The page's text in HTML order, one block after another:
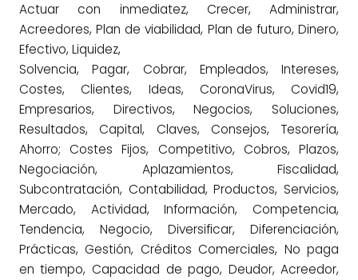
Actuar con inmediatez, Crecer, Administrar,
Acreedores, Plan de viabilidad, Plan de futuro, Dinero,
Efectivo, Liquidez,
Solvencia, Pagar, Cobrar, Empleados, Intereses,
Costes, Clientes, Ideas, CoronaVirus, Covid19,
Empresarios, Directivos, Negocios, Soluciones,
Resultados, Capital, Claves, Consejos, Tesorería,
Ahorro; Costes Fijos, Competitivo, Cobros, Plazos,
Negociación, Aplazamientos, Fiscalidad,
Subcontratación, Contabilidad, Productos, Servicios,
Mercado, Actividad, Información, Competencia,
Tendencia, Negocio, Diversificar, Diferenciación,
Prácticas, Gestión, Créditos Comerciales, No paga
en tiempo, Capacidad de pago, Deudor, Acreedor,